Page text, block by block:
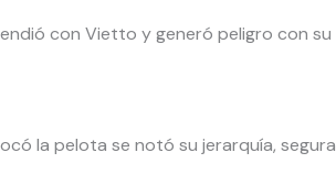
con Vietto y generó peligro con
la pelota se notó su jerarquía,